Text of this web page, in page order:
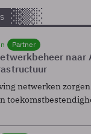
Partner
naar
netwerken